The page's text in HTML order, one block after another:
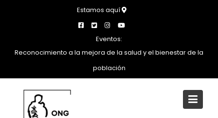
Estamos aquí
Eventos:
Reconocimiento a la mejora de la salud y el bienestar de la
población